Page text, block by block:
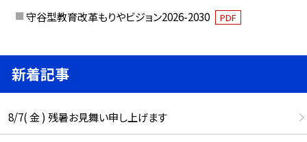
守谷型教育改革もりやビジョン2026-2030 PDF
新着記事
8/7( 金 ) 残暑お見舞い申し上げます